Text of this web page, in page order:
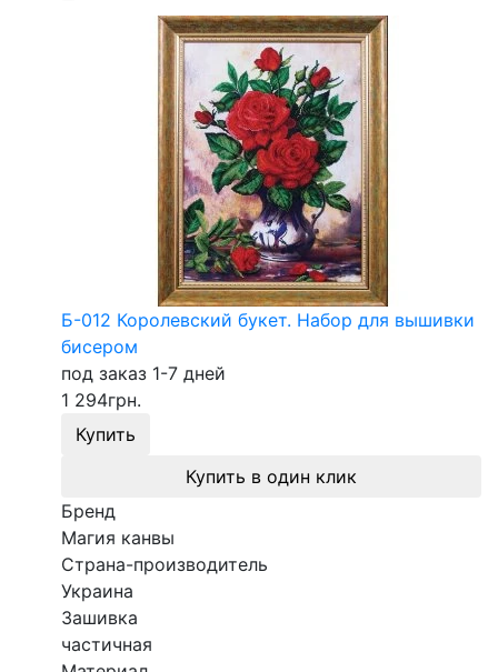
Б-012 Королевский букет. Набор для вышивки
бисером
под заказ 1-7 дней
1 294грн.
Купить
Купить в один клик
Бренд
Магия канвы
Страна-производитель
Украина
Зашивка
частичная